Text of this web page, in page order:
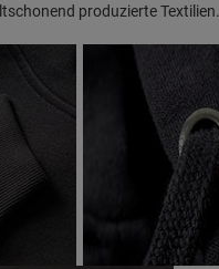
produzierte Textilien.